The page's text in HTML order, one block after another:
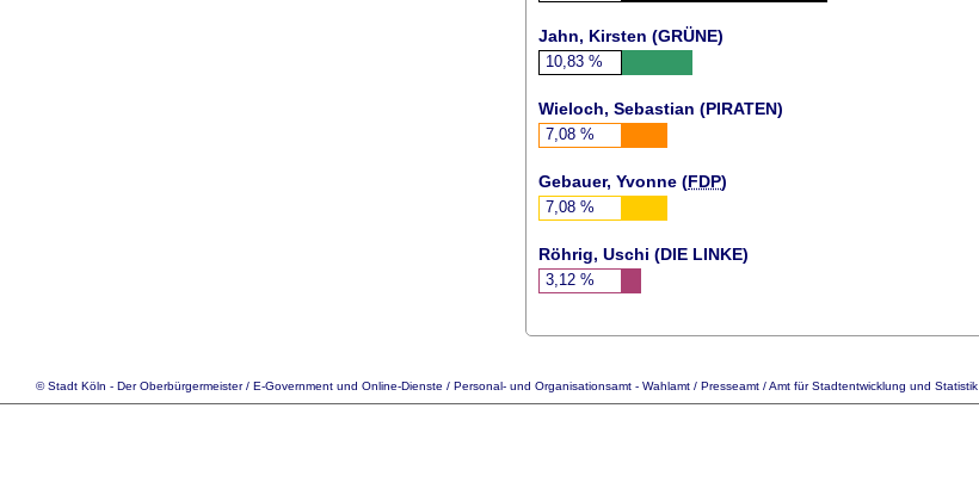
Jahn, Kirsten (GRÜNE)
10,83%
Wieloch, Sebastian (PIRATEN)
7,08%
Gebauer, Yvonne (FDP)
7,08%
Röhrig, Uschi (DIE LINKE)
3,12%
© Stadt Köln - Der Oberbürgermeister / E-Governmentund Online-Dienste / Personal- und Organisationsamt - Wahlamt / Presseamt / Amt für Stadtentwicklung und Statistik